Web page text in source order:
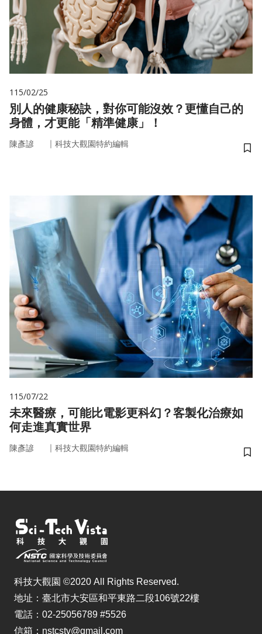
115/02/25
別人的健康秘訣，對你可能沒效？更懂自己的
身體，才更能「精準健康」！
陳彥諺 ｜ 科技大觀園特約編輯
儲
115/07/22
未來醫療，可能比電影更科幻？客製化治療如
何走進真實世界
陳彥諺 ｜ 科技大觀園特約編輯
儲
科技大觀園 ©2020 All Rights Reserved.
地址：臺北市大安區和平東路二段106號22樓
電話：02-25056789 #5526
信箱：nstcstv@gmail.com